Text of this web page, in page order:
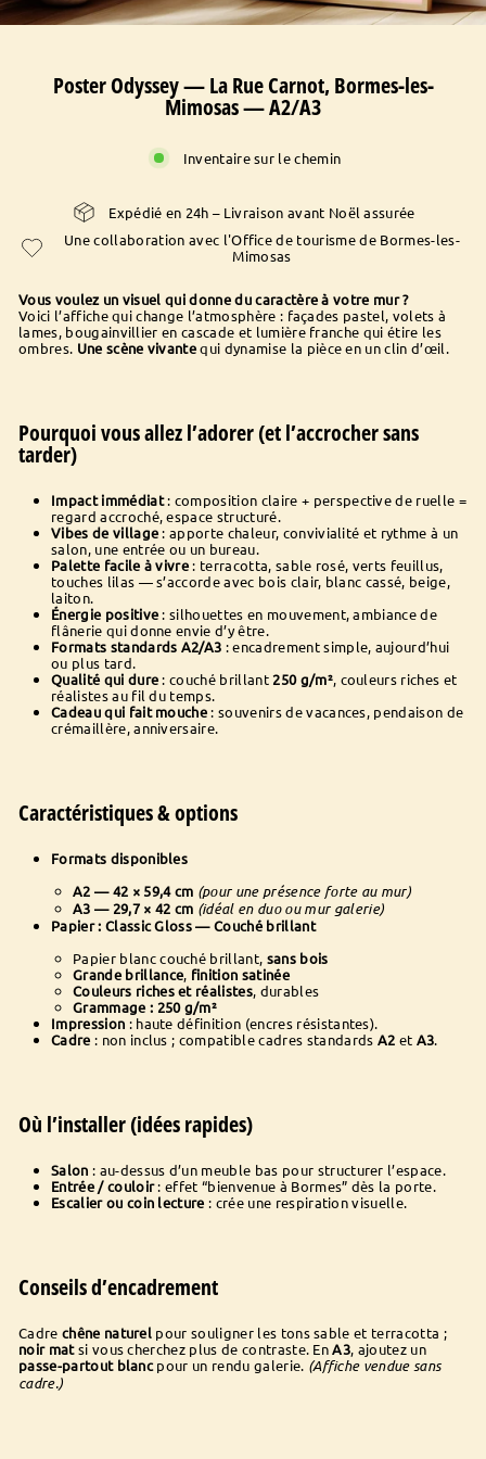
Poster Odyssey — La Rue Carnot, Bormes-les-
Mimosas — A2/A3
Inventaire sur le chemin
Expédié en 24h – Livraison avant Noël assurée
Une collaboration avec l'Office de tourisme de Bormes-les-
Mimosas
Vous voulez un visuel qui donne du caractère à votre mur ?
Voici l’affiche qui change l’atmosphère : façades pastel, volets à
lames, bougainvillier en cascade et lumière franche qui étire les
ombres. Une scène vivantequi dynamise la pièce en un clin d’œil.
Pourquoi vous allez l’adorer (et l’accrocher sans
tarder)
Impact immédiat: composition claire + perspective de ruelle =
regard accroché, espace structuré.
Vibes de village: apporte chaleur, convivialité et rythme à un
salon, une entrée ou un bureau.
Palette facile à vivre: terracotta, sable rosé, verts feuillus,
touches lilas — s’accorde avec bois clair, blanc cassé, beige,
laiton.
Énergie positive: silhouettes en mouvement, ambiance de
flânerie qui donne envie d’y être.
Formats standards A2/A3 : encadrement simple, aujourd’hui
ou plus tard.
Qualité qui dure: couché brillant250 g/m², couleurs riches et
réalistes au fil du temps.
Cadeau qui fait mouche: souvenirs de vacances, pendaison de
crémaillère, anniversaire.
Caractéristiques & options
Formats disponibles
A2 — 42 × 59,4 cm (pour une présence forte au mur)
A3 — 29,7 × 42 cm (idéal en duo ou mur galerie)
Papier : Classic Gloss — Couché brillant
Papier blanc couché brillant, sans bois
Grande brillance, finition satinée
Couleurs riches et réalistes, durables
Grammage : 250 g/m²
Impression : haute définition (encres résistantes).
Cadre : non inclus ; compatible cadres standards A2 et A3.
Où l’installer (idées rapides)
Salon : au-dessus d’un meuble bas pour structurer l’espace.
Entrée / couloir: effet “bienvenue à Bormes” dès la porte.
Escalier ou coin lecture : crée une respiration visuelle.
Conseils d’encadrement
Cadre chêne naturel pour souligner les tons sable et terracotta ;
noir matsi vous cherchez plus de contraste. EnA3, ajoutez un
passe-partout blancpour un rendu galerie. (Affiche vendue sans
cadre.)